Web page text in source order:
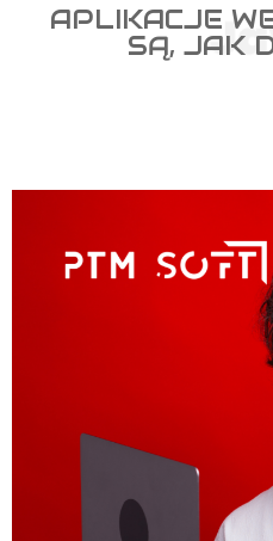
APLIKACJE
SĄ, JAK